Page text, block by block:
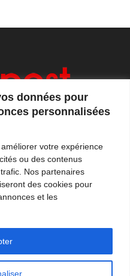
données pour
personnalisées
votre expérience
ou des contenus
Nos partenaires
des cookies pour
et les
de journalistes vous
suivre l'actualité en